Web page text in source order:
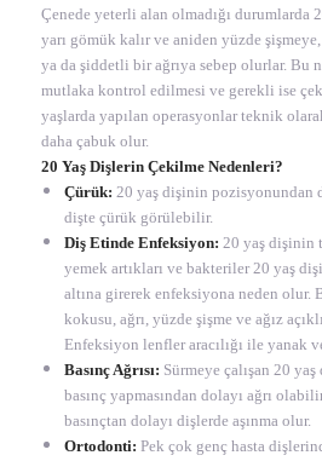
Çenede yeterli alan olmadığı durumlarda
yarı gömük kalır ve aniden yüzde
ya da şiddetli bir ağrıya sebep olurlar. Bu
mutlaka kontrol edilmesi ve gerekli ise
yaşlarda yapılan operasyonlar teknik
daha çabuk olur.
20 Yaş Dişlerin Çekilme Nedenleri?
Çürük: 20 yaş dişinin pozisyonundan
dişte çürük görülebilir.
Diş Etinde Enfeksiyon: 20 yaş dişinin
yemek artıkları ve bakteriler 20 yaş
altına girerek enfeksiyona neden olur.
kokusu, ağrı, yüzde şişme ve ağız
Enfeksiyon lenfler aracılığı ile yanak
Basınç Ağrısı: Sürmeye çalışan 20
basınç yapmasından dolayı ağrı
basınçtan dolayı dişlerde aşınma olur.
Ortodonti: Pek çok genç hasta